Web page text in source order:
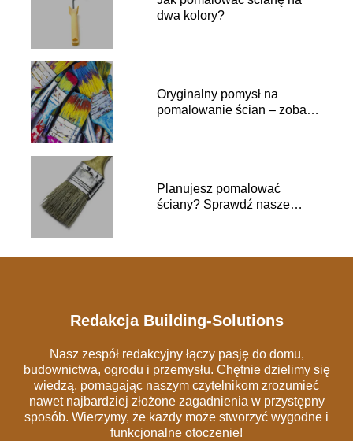
dwa kolory?
Oryginalny pomysł na
pomalowanie ścian – zobacz
Planujesz pomalować
ściany? Sprawdź nasze
Redakcja Building-Solutions
Nasz zespół redakcyjny łączy pasję do domu,
budownictwa, ogrodu i przemysłu. Chętnie dzielimy się
wiedzą, pomagając naszym czytelnikom zrozumieć
nawet najbardziej złożone zagadnienia w przystępny
sposób. Wierzymy, że każdy może stworzyć wygodne i
funkcjonalne otoczenie!